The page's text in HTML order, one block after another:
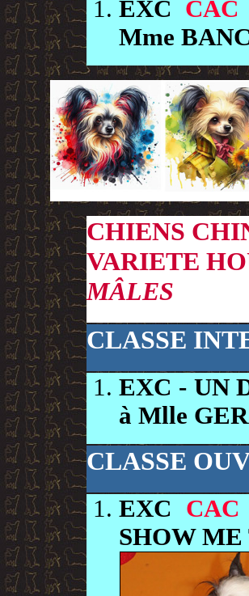
EXC CAC
Mme
CHIENS
VARIETE
MÂLES
CLASSE
EXC - UN
à Mlle
CLASSE
EXC
SHOW